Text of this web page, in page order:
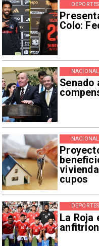
Colo:
DEPORTES
Senado
NACIONAL
cupos
NACIONAL
La Roja
DEPORTES